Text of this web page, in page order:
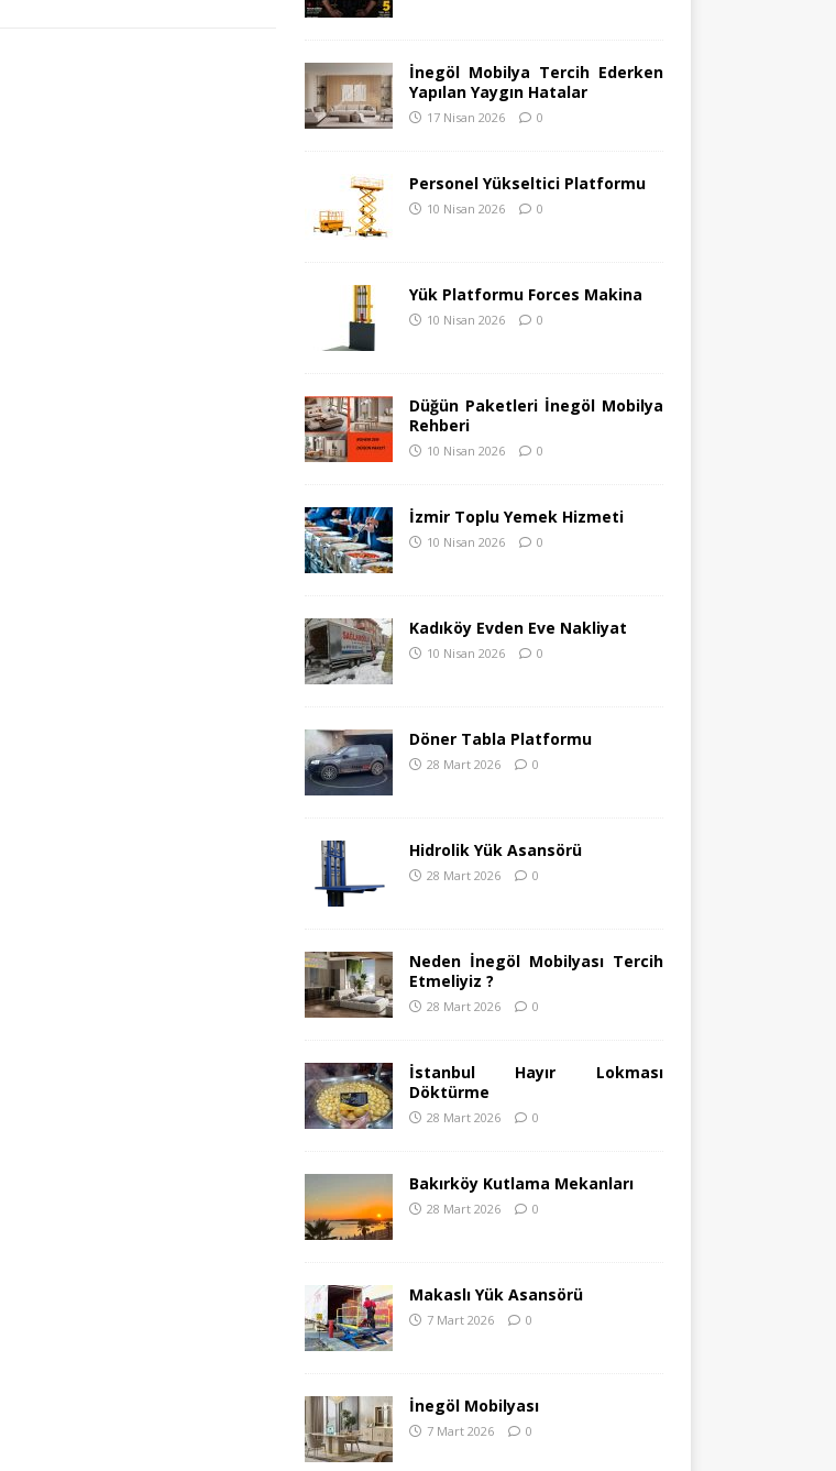
İnegöl Mobilya Tercih Ederken
Yapılan Yaygın Hatalar
17 Nisan 2026 0
Personel Yükseltici Platformu
10 Nisan 2026 0
Yük Platformu Forces Makina
10 Nisan 2026 0
Düğün Paketleri İnegöl Mobilya
Rehberi
10 Nisan 2026 0
İzmir Toplu Yemek Hizmeti
10 Nisan 2026 0
Kadıköy Evden Eve Nakliyat
10 Nisan 2026 0
Döner Tabla Platformu
28 Mart 2026 0
Hidrolik Yük Asansörü
28 Mart 2026 0
Neden İnegöl Mobilyası Tercih
Etmeliyiz ?
28 Mart 2026 0
İstanbul Hayır Lokması
Döktürme
28 Mart 2026 0
Bakırköy Kutlama Mekanları
28 Mart 2026 0
Makaslı Yük Asansörü
7 Mart 2026 0
İnegöl Mobilyası
7 Mart 2026 0